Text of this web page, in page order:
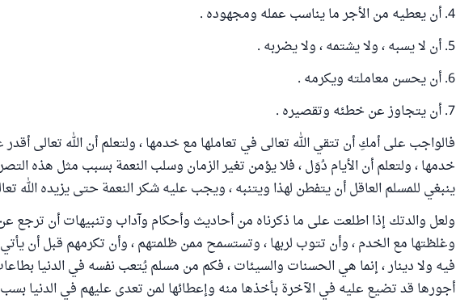
4. أن يعطيه من الأجر ما يناسب عمله ومجهوده .
5. أن لا يسبه ، ولا يشتمه ، ولا يضربه .
6. أن يحسن معاملته ويكرمه .
7. أن يتجاوز عن خطئه وتقصيره .
فالواجب على أمكِ أن تتقي الله تعالى في تعاملها مع خدمها ، ولتعلم أن الله تعالى أقدر
خدمها ، ولتعلم أن الأيام دُوَل ، فلا يؤمن تغير الزمان وسلب النعمة بسبب مثل هذه
ينبغي للمسلم العاقل أن يتفطن لهذا ويتنبه ، ويجب عليه شكر النعمة حتى يزيده الله
ولعل والدتك إذا اطلعت على ما ذكرناه من أحاديث وأحكام وآداب وتنبيهات أن ترجع
وغلظتها مع الخدم ، وأن تتوب لربها ، وتستسمح ممن ظلمتهم ، وأن تكرمهم قبل أن
فيه ولا دينار ، إنما هي الحسنات والسيئات ، فكم من مسلم يُتعب نفسه في الدنيا
أجورها قد تضيع عليه في الآخرة بأخذها منه وإعطائها لمن تعدى عليهم في الدنيا